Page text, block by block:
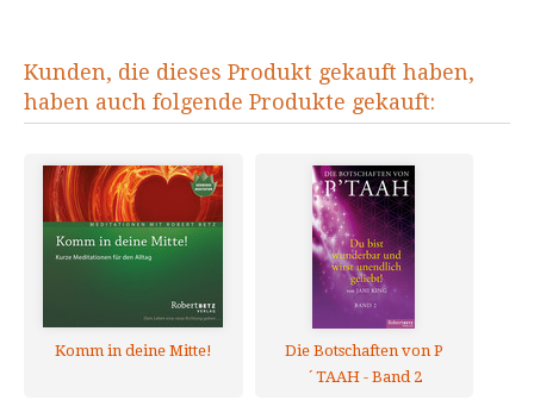
Kunden, die dieses Produkt gekauft haben,
haben auch folgende Produkte gekauft:
Komm in deine Mitte!
Die Botschaften von P
´TAAH - Band 2